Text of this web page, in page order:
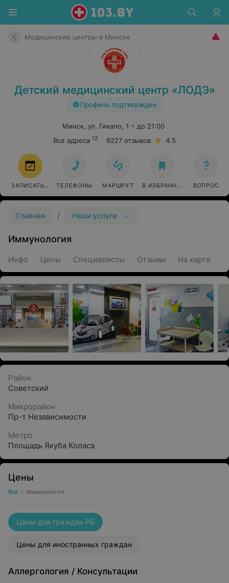
Медицинские центры в Минске
Детский медицинский центр «ЛОДЭ»
Профиль подтвержден
Минск, ул. Гикало, 1
до 21:00
Все адреса 12 9227 отзывов 4.5
ЗАПИСАТЬСЯ ТЕЛЕФОНЫ МАРШРУТ В ИЗБРАННОЕ ВОПРОС
Главная / Наши услуги
Иммунология
Инфо Цены Специалисты Отзывы На карте
Район
Советский
Микрорайон
Пр-т Независимости
Метро
Площадь Якуба Коласа
Цены
Все / Иммунология
Цены для граждан РБ
Цены для иностранных граждан
Аллергология / Консультации